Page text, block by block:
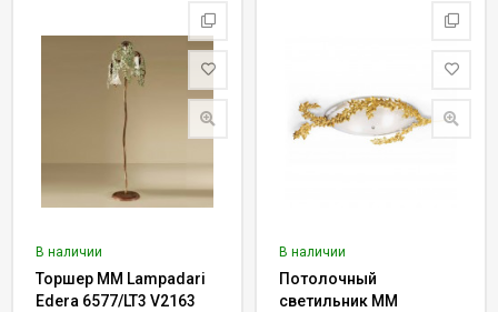
В наличии
Торшер MM Lampadari
Edera 6577/LT3 V2163
В наличии
Потолочный
светильник MM